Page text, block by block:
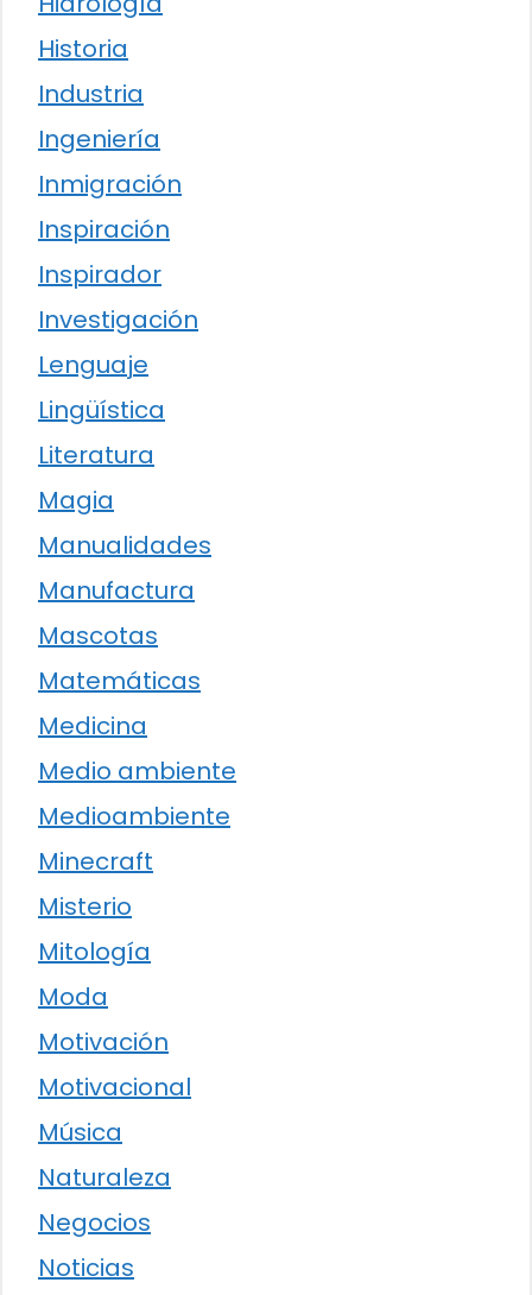
Historia
Industria
Ingeniería
Inmigración
Inspiración
Inspirador
Investigación
Lenguaje
Lingüística
Literatura
Magia
Manualidades
Manufactura
Mascotas
Matemáticas
Medicina
Medio ambiente
Medioambiente
Minecraft
Misterio
Mitología
Moda
Motivación
Motivacional
Música
Naturaleza
Negocios
Noticias